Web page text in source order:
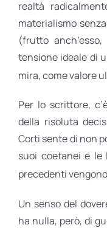
realtà
materialismo
(frutto
tensione ideale di
mira, come valore
Per lo scrittore,
della risoluta
Corti sente di non
suoi coetanei e le
precedenti
Un senso del
ha nulla, però, di